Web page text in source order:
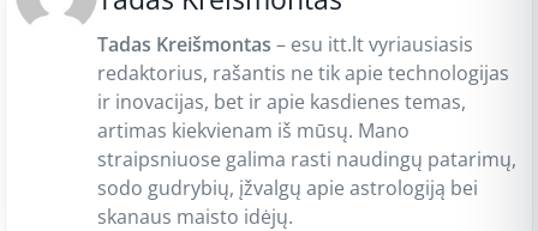
Tadas Kreišmontas – esu itt.lt vyriausiasis
redaktorius, rašantis ne tik apie technologijas
ir inovacijas, bet ir apie kasdienes temas,
artimas kiekvienam iš mūsų. Mano
straipsniuose galima rasti naudingų patarimų,
sodo gudrybių, įžvalgų apie astrologiją bei
skanaus maisto idėjų.